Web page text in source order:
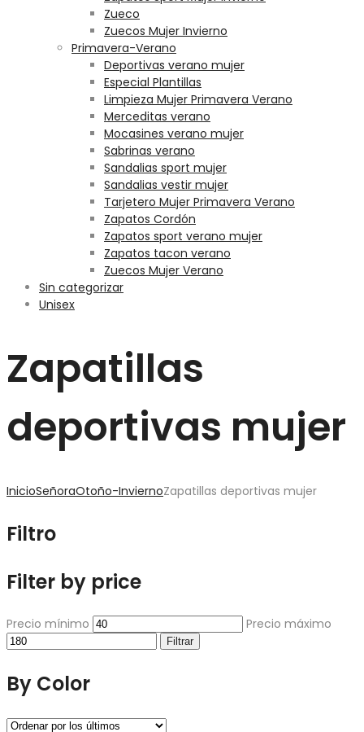
Zueco
Zuecos Mujer Invierno
Primavera-Verano
Deportivas verano mujer
Especial Plantillas
Limpieza Mujer Primavera Verano
Merceditas verano
Mocasines verano mujer
Sabrinas verano
Sandalias sport mujer
Sandalias vestir mujer
Tarjetero Mujer Primavera Verano
Zapatos Cordón
Zapatos sport verano mujer
Zapatos tacon verano
Zuecos Mujer Verano
Sin categorizar
Unisex
Zapatillas
deportivas mujer
InicioSeñoraOtoño-InviernoZapatillas deportivas mujer
Filtro
Filter by price
Precio mínimo Precio máximo
Filtrar
By Color